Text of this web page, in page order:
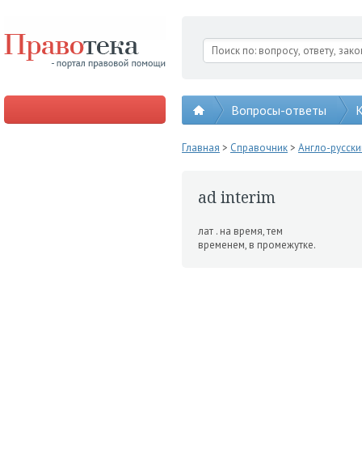
Вопросы-ответы
Главная > Справочник> Англо-
ad interim
лат . на время, тем
време­нем, в промежутке.